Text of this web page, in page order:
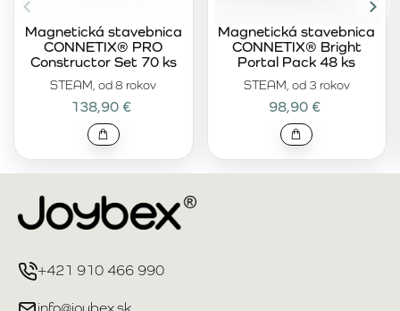
STEAM, od 8 rokov
Magnetická stavebnica
CONNETIX® PRO
Constructor Set 70 ks
138,90 €
STEAM, od 3 rokov
Magnetická stavebnica
CONNETIX® Bright
Portal Pack 48 ks
98,90 €
+421 910 466 990